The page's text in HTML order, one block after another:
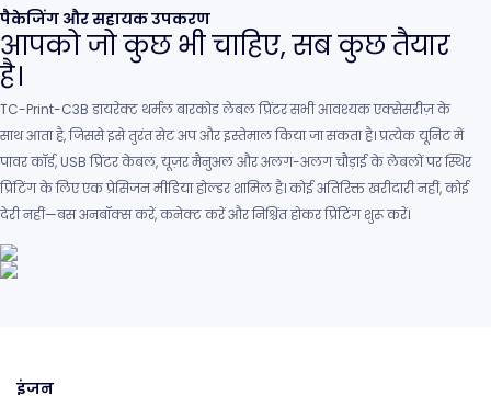
पैकेजिंग और सहायक उपकरण
आपको जो कुछ भी चाहिए, सब कुछ तैयार
है।
TC-Print-C3B डायरेक्ट थर्मल बारकोड लेबल प्रिंटर सभी आवश्यक एक्सेसरीज़ के
साथ आता है, जिससे इसे तुरंत सेट अप और इस्तेमाल किया जा सकता है। प्रत्येक यूनिट में
पावर कॉर्ड, USB प्रिंटर केबल, यूज़र मैनुअल और अलग-अलग चौड़ाई के लेबलों पर स्थिर
प्रिंटिंग के लिए एक प्रेसिजन मीडिया होल्डर शामिल है। कोई अतिरिक्त खरीदारी नहीं, कोई
देरी नहीं—बस अनबॉक्स करें, कनेक्ट करें और निश्चिंत होकर प्रिंटिंग शुरू करें।
इंजन